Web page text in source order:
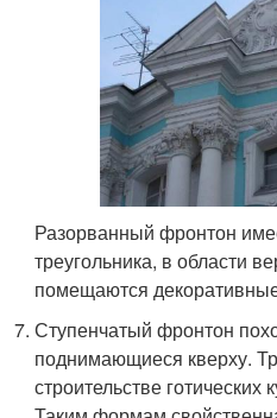
Разорванный фронтон
треугольника, в области
помещаются
Ступенчатый фронтон
поднимающиеся кверху.
строительстве